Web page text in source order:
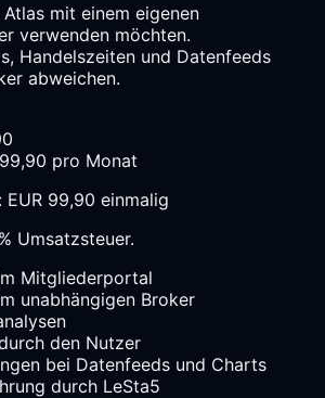
mit einem eigenen
verwenden möchten.
Handelszeiten und Datenfeeds
abweichen.
pro Monat
99,90 einmalig
Umsatzsteuer.
Mitgliederportal
unabhängigen Broker
den Nutzer
bei Datenfeeds und Charts
durch LeSta5